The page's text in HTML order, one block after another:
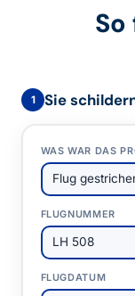
1 Sie
WAS WAR DAS
Flug
FLUGNUMMER
LH 508
FLUGDATUM